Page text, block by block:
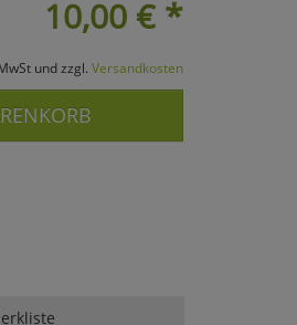
10,00 €*
und zzgl. Versandkosten